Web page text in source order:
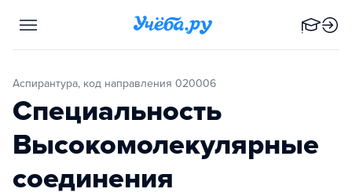
Аспирантура, код направления 020006
Специальность
Высокомолекулярные
соединения